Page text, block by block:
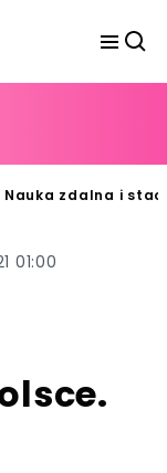
Nauka zdalna i
01:00